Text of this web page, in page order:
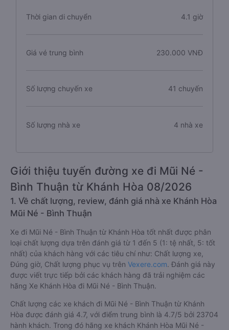
Thời gian di chuyển 4.1 giờ
Giá vé trung bình 230.000 VNĐ
Số lượng chuyến xe 41 chuyến
Số lượng nhà xe 4 nhà xe
Giới thiệu tuyến đường xe đi Mũi Né -
Bình Thuận từ Khánh Hòa 08/2026
1. Về chất lượng, review, đánh giá nhà xe Khánh Hòa
Mũi Né - Bình Thuận
Xe đi Mũi Né - Bình Thuận từ Khánh Hòa tốt nhất được phân
loại chất lượng dựa trên đánh giá từ 1 đến 5 (1: tệ nhất, 5: tốt
nhất) của khách hàng với các tiêu chí như: Chất lượng xe,
Đúng giờ, Chất lượng phục vụ trên Vexere.com. Đánh giá này
được viết trực tiếp bởi các khách hàng đã trải nghiệm các
hãng Xe Khánh Hòa đi Mũi Né - Bình Thuận.
Chất lượng các xe khách đi Mũi Né - Bình Thuận từ Khánh
Hòa được đánh giá 4.7, với điểm trung bình là 4.7/5 bởi 23704
hành khách. Trong đó hãng xe khách Khánh Hòa Mũi Né -